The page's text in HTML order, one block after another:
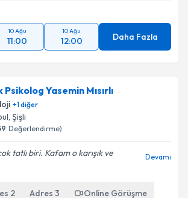
10 Ağu
11:00
10 Ağu
12:00 Daha Fazla
Psikolog Yasemin Mısırlı
+1diğer
, Şişli
Değerlendirme)
tatlı biri. Kafam o karışık ve
Devamı
2 Adres 3 Online Görüşme